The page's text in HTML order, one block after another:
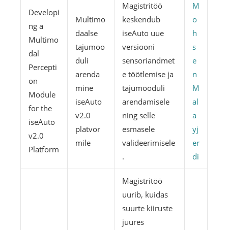
Developi
ng a
Multimo
dal
Percepti
on
Module
for the
iseAuto
v2.0
Platform
Multimo
daalse
tajumoo
duli
arenda
mine
iseAuto
v2.0
platvor
mile
Magistritöö
keskendub
iseAuto uue
versiooni
sensoriandmet
e töötlemise ja
tajumooduli
arendamisele
ning selle
esmasele
valideerimisele
.
M
o
h
s
e
n
M
al
a
yj
er
di
Magistritöö
uurib, kuidas
suurte kiiruste
juures